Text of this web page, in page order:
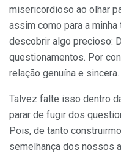
misericordioso ao olhar
assim como para a
descobrir algo precioso:
questionamentos. Por
relação genuína e sincera.
Talvez falte isso dentro
parar de fugir dos
Pois, de tanto
semelhança dos nossos